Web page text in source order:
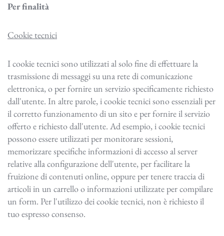
Per finalità
Cookie tecnici
I cookie tecnici sono utilizzati al solo fine di effettuare la
trasmissione di messaggi su una rete di comunicazione
elettronica, o per fornire un servizio specificamente richiesto
dall'utente. In altre parole, i cookie tecnici sono essenziali per
il corretto funzionamento di un sito e per fornire il servizio
offerto e richiesto dall'utente. Ad esempio, i cookie tecnici
possono essere utilizzati per monitorare sessioni,
memorizzare specifiche informazioni di accesso al server
relative alla configurazione dell'utente, per facilitare la
fruizione di contenuti online, oppure per tenere traccia di
articoli in un carrello o informazioni utilizzate per compilare
un form. Per l'utilizzo dei cookie tecnici, non è richiesto il
tuo espresso consenso.